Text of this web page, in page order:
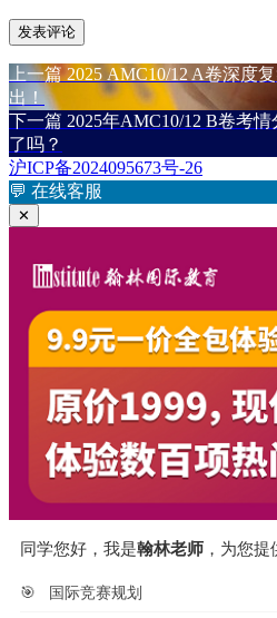
文
章
导
航
上一篇 上
文
2025 AMC10/12 A卷深度
出！
下一篇 下
文
章：
2025年AMC10/12 B卷考
了吗？
沪ICP备2024095673号-26
💬 在线客服
✕
同学您好，我是翰林老师 ，为您提
🎯 国际竞赛规划